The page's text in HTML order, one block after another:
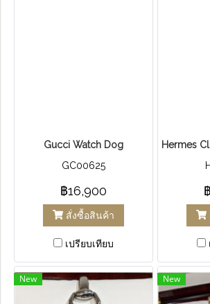
Gucci Watch Dog
GC00625
฿16,900
สั่งซื้อสินค้า
เปรียบเทียบ
Hermes
New New